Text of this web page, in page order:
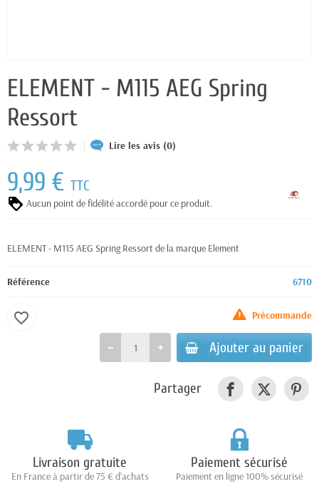
ELEMENT - M115 AEG Spring
Ressort
Lire les avis (0)
9,99 € TTC
Aucun point de fidélité accordé pour ce produit.
ELEMENT - M115 AEG Spring Ressort de la marque Element
Référence 6710
Précommande
Ajouter au panier
favorite_border
Partager
Livraison gratuite
En France à partir de 75 € d'achats
Paiement sécurisé
Paiement en ligne 100% sécurisé